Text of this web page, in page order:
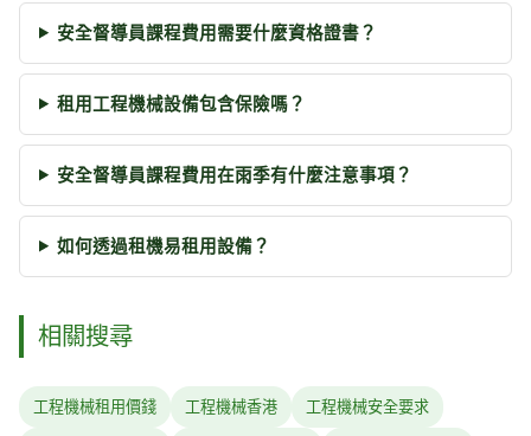
安全督導員課程費用需要什麼資格證書？
租用工程機械設備包含保險嗎？
安全督導員課程費用在雨季有什麼注意事項？
如何透過租機易租用設備？
相關搜尋
工程機械租用價錢 工程機械香港 工程機械安全要求